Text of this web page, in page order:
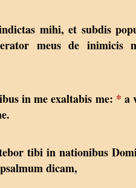
mihi, et subdis
meus de inimicis
in me exaltabis me: * a
tibi in nationibus
dicam,